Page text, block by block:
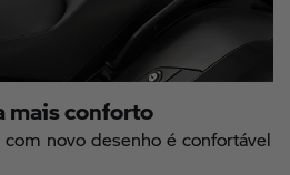
mais conforto
novo desenho é confortável